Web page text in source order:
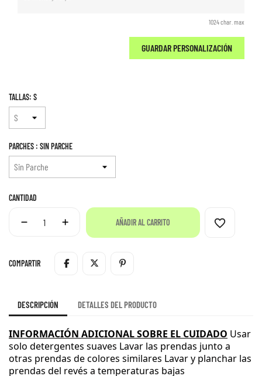
1024 char. max
GUARDAR PERSONALIZACIÓN
TALLAS: S
PARCHES : SIN PARCHE
CANTIDAD
AÑADIR AL CARRITO favorite_border
COMPARTIR
DESCRIPCIÓN DETALLES DEL PRODUCTO
INFORMACIÓN ADICIONAL SOBRE EL CUIDADO Usar
solo detergentes suaves Lavar las prendas junto a
otras prendas de colores similares Lavar y planchar las
prendas del revés a temperaturas bajas